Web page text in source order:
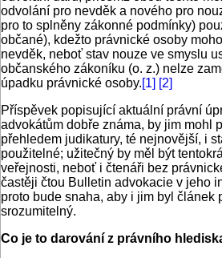
odvolání pro nevděk a nového pro
pro to splněny zákonné podmínky)
občané), kdežto právnické osoby
nevděk, neboť stav nouze ve smyslu
občanského zákoníku (o. z.) nelze
úpadku právnické osoby.[1] [2]
Příspěvek popisující aktuální právní
advokátům dobře známa, by jim mohl
přehledem judikatury, té nejnovější, i
použitelné; užitečný by měl být
veřejnosti, neboť i čtenáři bez
častěji čtou Bulletin advokacie v jeho
proto bude snaha, aby i jim byl článek
srozumitelný.
Co je to darování z právního